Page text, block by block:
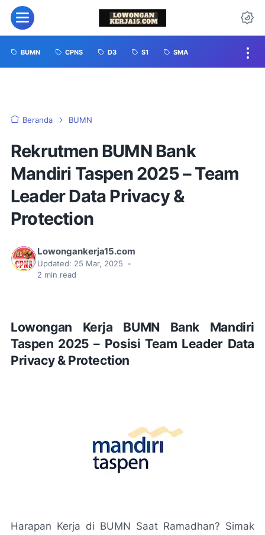
BUMN CPNS D3 S1 SMA
Beranda BUMN
Rekrutmen BUMN Bank
Mandiri Taspen 2025 – Team
Leader Data Privacy &
Protection
Lowongankerja15.com
Updated: 25 Mar, 2025
•
2 min read
Lowongan Kerja BUMN Bank Mandiri
Taspen 2025 – Posisi Team Leader Data
Privacy & Protection
Harapan Kerja di BUMN Saat Ramadhan? Simak